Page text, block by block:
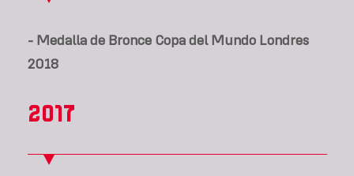
- Medalla de Bronce Copa del Mundo Londres
2018
2017